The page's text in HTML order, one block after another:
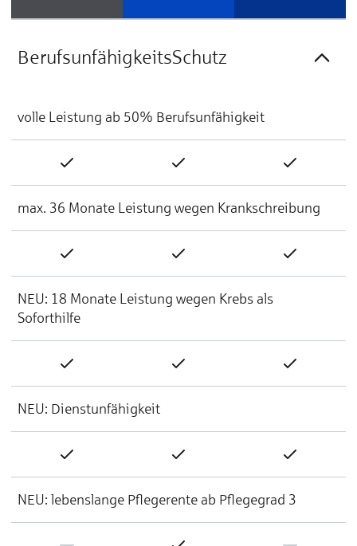
BerufsunfähigkeitsSchutz
volle Leistung ab 50% Berufsunfähigkeit
max. 36 Monate Leistung wegen Krankschreibung
NEU: 18 Monate Leistung wegen Krebs als
Soforthilfe
NEU: Dienstunfähigkeit
NEU: lebenslange Pflegerente ab Pflegegrad 3